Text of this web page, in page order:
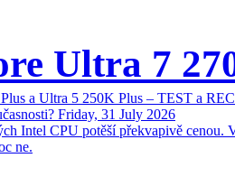
Ultra 7
a Ultra 5 250K Plus – TEST a
Friday, 31 July 2026
Intel CPU potěší překvapivě cenou.
ne.